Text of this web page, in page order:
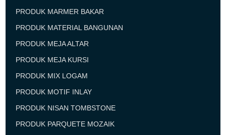
PRODUK MARMER BAKAR
PRODUK MATERIAL BANGUNAN
PRODUK MEJA ALTAR
PRODUK MEJA KURSI
PRODUK MIX LOGAM
PRODUK MOTIF INLAY
PRODUK NISAN TOMBSTONE
PRODUK PARQUETE MOZAIK